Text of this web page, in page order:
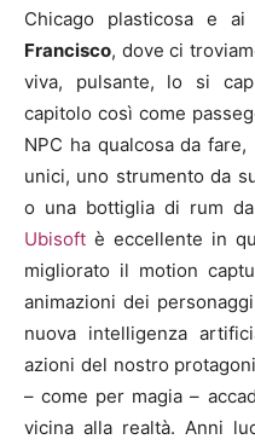
Chicago plasticosa e
Francisco, dove ci
viva, pulsante, lo si
capitolo così come
NPC ha qualcosa da
unici, uno strumento da
o una bottiglia di rum
Ubisoft è eccellente in
migliorato il motion
animazioni dei
nuova intelligenza
azioni del nostro
– come per magia –
vicina alla realtà. Anni